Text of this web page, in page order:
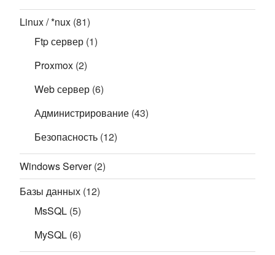
Linux / *nux (81)
Ftp сервер (1)
Proxmox (2)
Web сервер (6)
Администрирование (43)
Безопасность (12)
Windows Server(2)
Базы данных (12)
MsSQL (5)
MySQL (6)